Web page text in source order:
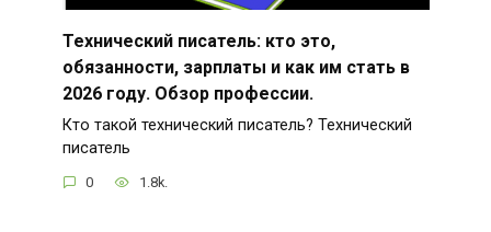
Технический писатель: кто это,
обязанности, зарплаты и как им стать в
2026 году. Обзор профессии.
Кто такой технический писатель? Технический
писатель
0 1.8k.